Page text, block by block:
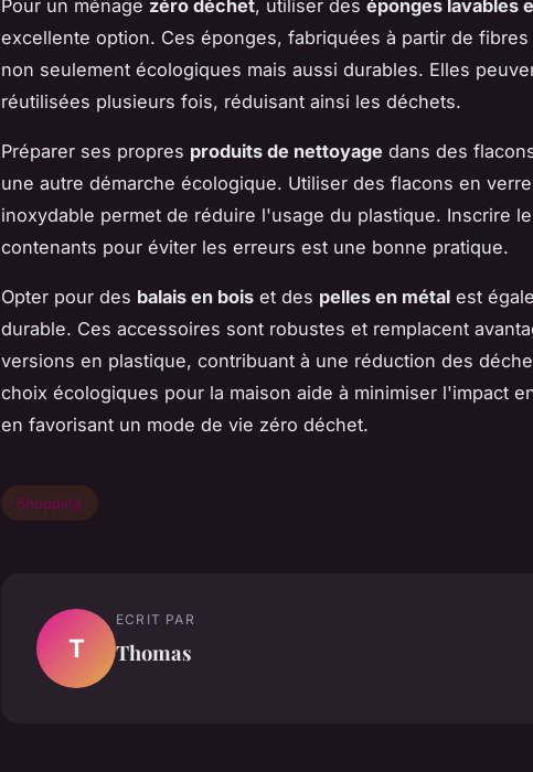
Pour un ménage zéro déchet, utiliser des éponges lavables
excellente option. Ces éponges, fabriquées à partir de
non seulement écologiques mais aussi durables. Elles
réutilisées plusieurs fois, réduisant ainsi les déchets.
Préparer ses propres produits de nettoyage dans des
une autre démarche écologique. Utiliser des flacons en
inoxydable permet de réduire l'usage du plastique. Inscrire
contenants pour éviter les erreurs est une bonne pratique.
Opter pour des balais en bois et des pelles en métal est
durable. Ces accessoires sont robustes et remplacent
versions en plastique, contribuant à une réduction des
choix écologiques pour la maison aide à minimiser l'impact
en favorisant un mode de vie zéro déchet.
Shopping
T
ECRIT PAR
Thomas